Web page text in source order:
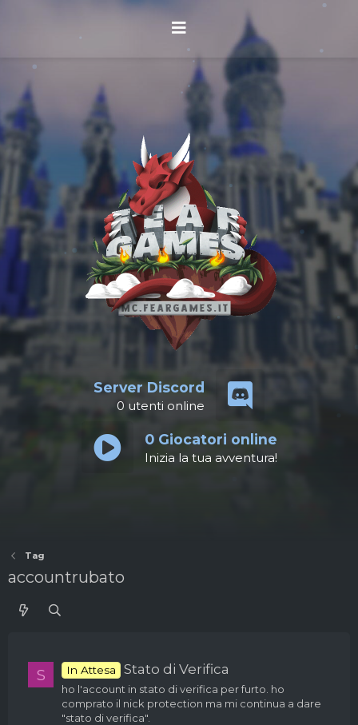
Server Discord
0 utenti online
0Giocatori online
Inizia la tua avventura!
Tag
accountrubato
S In Attesa Stato di Verifica
ho l'account in stato di verifica per furto. ho
comprato il nick protection ma mi continua a dare
"stato di verifica".